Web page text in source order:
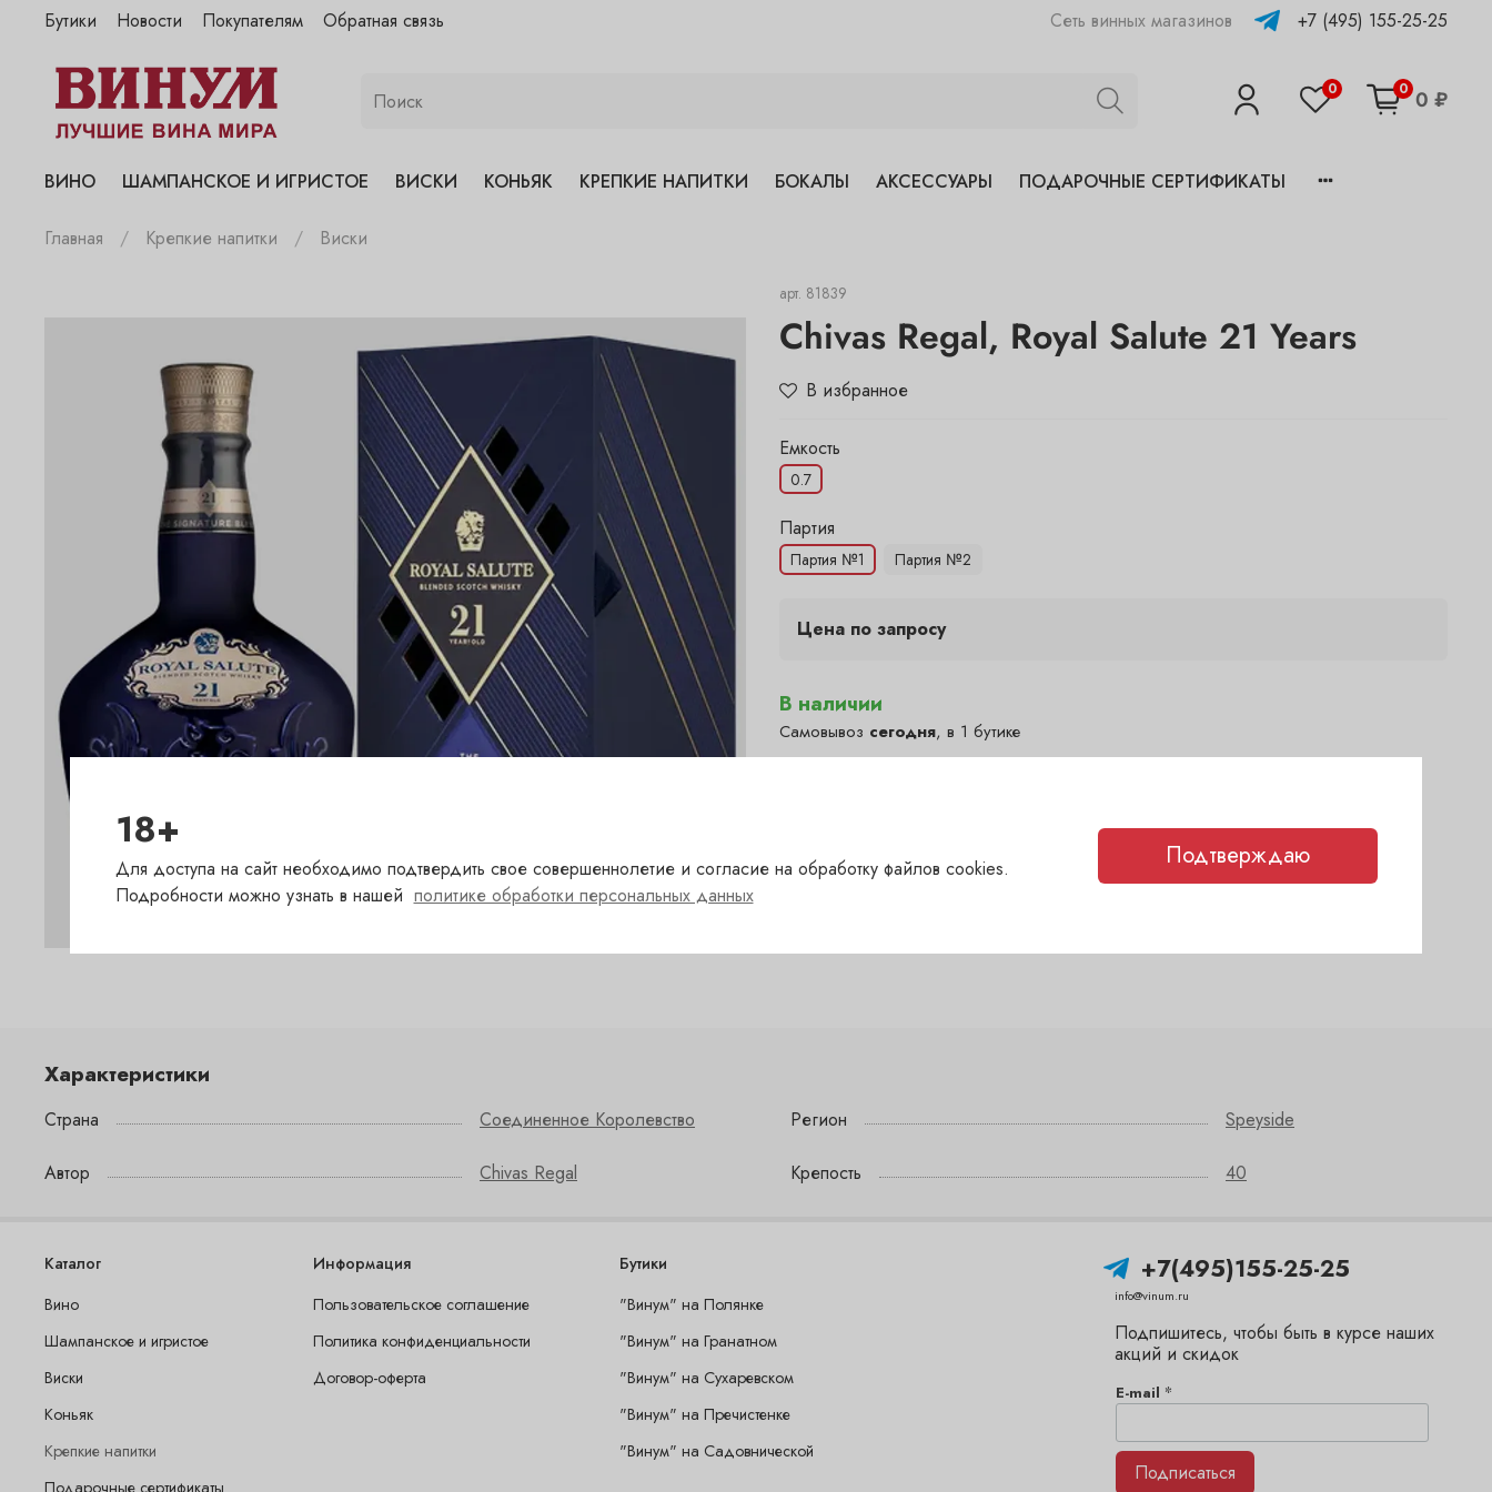
Бутики
"Винум" на Полянке
"Винум" на Гранатном
"Винум" на Сухаревском
"Винум" на Садовнической
Новости Покупателям Обратная связь Сеть винных магазинов +7 (495) 155-25-25
0 0 0 ₽
ВИНО ШАМПАНСКОЕ И ИГРИСТОЕ ВИСКИ КОНЬЯК КРЕПКИЕ НАПИТКИ БОКАЛЫ АКСЕССУАРЫ ПОДАРОЧНЫЕ СЕРТИФИКАТЫ
Главная Крепкие напитки Виски
арт. 81839
Chivas Regal, Royal Salute 21 Years
В избранное
Емкость
0.7
Цена по запросу
В наличии
Самовывоз сегодня, в 1 бутике
? Пречистенка — под заказ(1-2 дня)
Характеристики
Страна Соединенное Королевство Регион Speyside
Автор Chivas Regal Крепость 40
Каталог
Вино
Шампанское и игристое
Виски
Коньяк
Крепкие напитки
Подарочные сертификаты
Информация
Пользовательское соглашение
Политика конфиденциальности
Договор-оферта
Бутики
"Винум" на Полянке
"Винум" на Гранатном
"Винум" на Сухаревском
"Винум" на Пречистенке
"Винум" на Садовнической
+7(495)155-25-25
info@vinum.ru
Подпишитесь, чтобы быть в курсе наших
акций и скидок
E-mail *
Подписаться
18+
Для доступа на сайт необходимо подтвердить свое совершеннолетие и согласие на обработку файлов cookies.
Подробности можно узнать в нашей политике обработки персональных данных
Подтверждаю